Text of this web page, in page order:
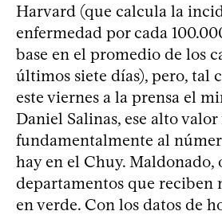
Harvard (que calcula la
enfermedad por cada
base en el promedio de los
últimos siete días), pero, tal
este viernes a la prensa el
Daniel Salinas, ese alto
fundamentalmente al
hay en el Chuy. Maldonado,
departamentos que reciben
en verde. Con los datos de